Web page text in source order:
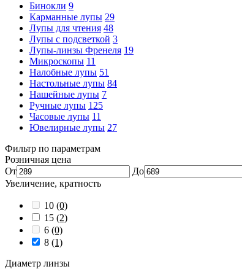
Бинокли 9
Карманные лупы 29
Лупы для чтения 48
Лупы с подсветкой 3
Лупы-линзы Френеля 19
Микроскопы 11
Налобные лупы 51
Настольные лупы 84
Нашейные лупы 7
Ручные лупы 125
Часовые лупы 11
Ювелирные лупы 27
Фильтр по параметрам
Розничная цена
От
До
Увеличение, кратность
10 (0)
15 (2)
6 (0)
8 (1)
Диаметр линзы